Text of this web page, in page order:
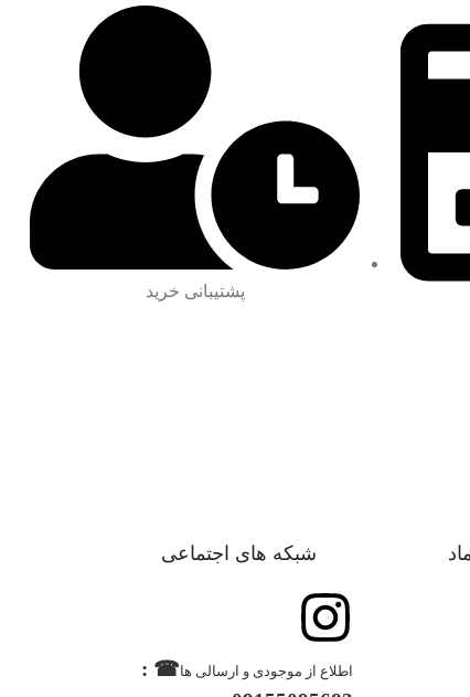
پشتیبانی خرید
شبکه های اجتماعی
اطلاع از موجودی و ارسالی ها☎ :